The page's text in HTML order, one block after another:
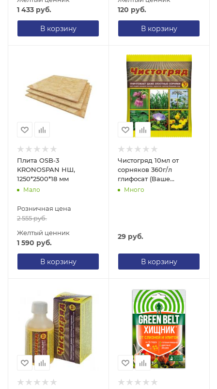
1 433 руб.
В корзину
120 руб.
В корзину
Плита OSB-3
KRONOSPAN НШ,
1250*2500*18 мм
Мало
Розничная цена
2 555руб.
Желтый ценник
1 590 руб.
В корзину
Чистогряд 10мл от
сорняков 360г/л
глифосат (Ваше
хозяйство) (смир)
Много
29 руб.
В корзину